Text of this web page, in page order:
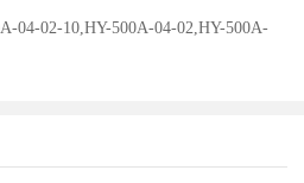
04-02-10,HY-500A-04-02,HY-500A-